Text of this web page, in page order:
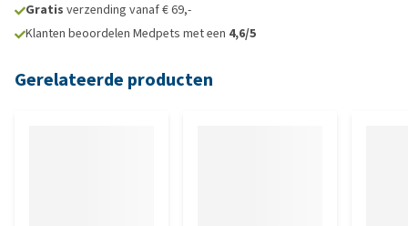
Gratis verzending vanaf € 69,-
Klanten beoordelen Medpets met een 4,6/5
Gerelateerde producten